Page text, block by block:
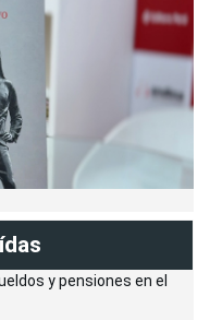
y pensiones en el